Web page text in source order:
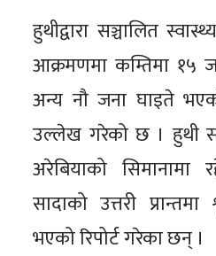
हुथीद्वारा सञ्चालित
आक्रमणमा कम्तिमा १५
अन्य नौ जना घाइते
उल्लेख गरेको छ । हुथी
अरेबियाको सिमानामा
सादाको उत्तरी
भएको रिपोर्ट गरेका छन् ।